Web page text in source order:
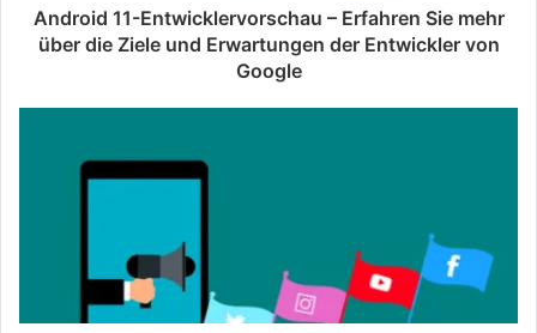
Android 11-Entwicklervorschau – Erfahren Sie mehr
über die Ziele und Erwartungen der Entwickler von
Google